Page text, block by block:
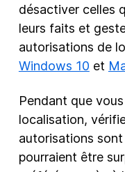
désactiver celles
leurs faits et
autorisations de
Windows 10 et
Pendant que
localisation,
autorisations
pourraient être